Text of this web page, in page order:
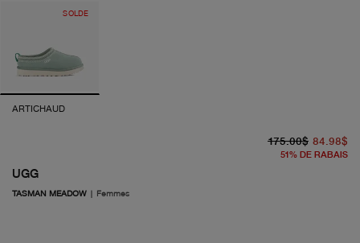
SOLDE
ARTICHAUD
UGG
TASMAN MEADOW | Femmes
175.00$ 84.98$
51% DE RABAIS